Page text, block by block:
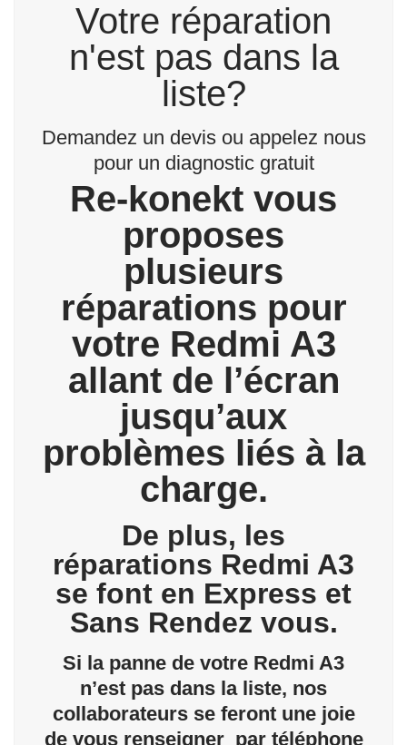
Votre réparation
n'est pas dans la
liste?
Demandez un devis ou appelez nous
pour un diagnostic gratuit
Re-konekt vous
proposes
plusieurs
réparations pour
votre Redmi A3
allant de l’écran
jusqu’aux
problèmes liés à la
charge.
De plus, les
réparations Redmi A3
se font en Express et
Sans Rendez vous.
Si la panne de votre Redmi A3
n’est pas dans la liste, nos
collaborateurs se feront une joie
de vous renseigner par téléphone